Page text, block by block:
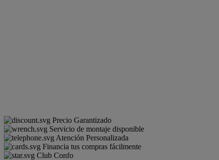
Precio Garantizado
Servicio de montaje disponible
Atención Personalizada
Financia tus compras fácilmente
Club Confo